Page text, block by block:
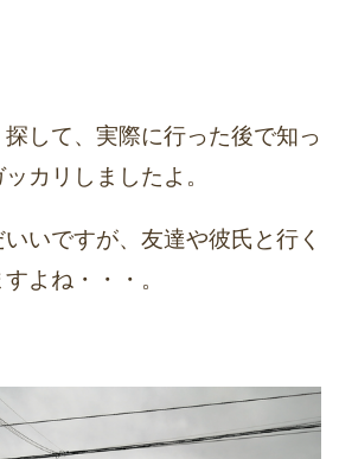
して、実際に行った後で知っ
カリしましたよ。
いですが、友達や彼氏と行く
よね・・・。